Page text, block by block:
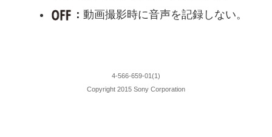
：動画撮影時に音声を記録しない。
4-566-659-01(1)
Copyright 2015 Sony Corporation